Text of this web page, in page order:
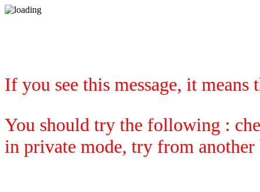
If you see this message, it
You should try the following :
in private mode, try from